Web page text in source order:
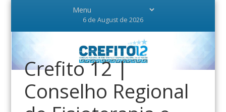
6 de August de 2026
Crefito 12 |
Conselho Regional